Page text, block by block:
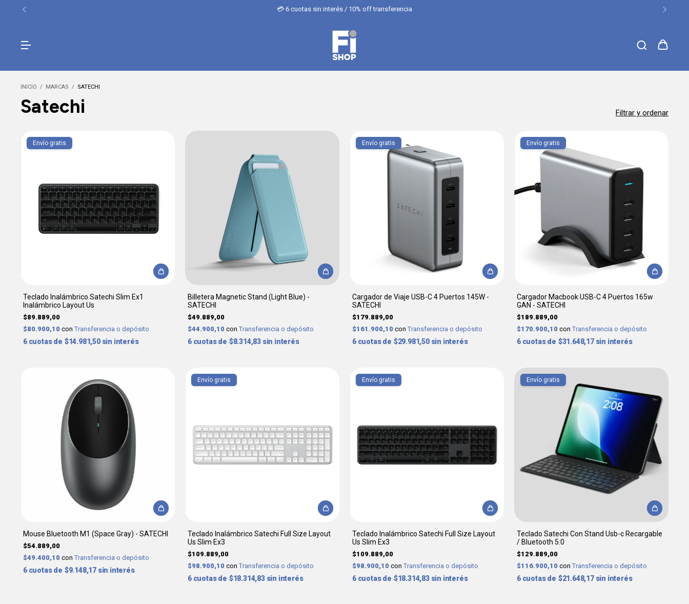
💳 6 cuotas sin interés / 10% off transferencia
INICIO / MARCAS / SATECHI
Satechi Filtrar y ordenar
Envío gratis
Teclado Inalámbrico Satechi Slim Ex1
Inalámbrico Layout Us
$89.889,00
$80.900,10 con Transferencia o depósito
6 $14.981,50 sin interés
Billetera Magnetic Stand (Light Blue) -
SATECHI
$49.889,00
$44.900,10 con Transferencia o depósito
6 $8.314,83 sin interés
Envío gratis
Cargador de Viaje USB-C 4 Puertos 145W -
SATECHI
$179.889,00
$161.900,10 con Transferencia o depósito
6 $29.981,50 sin interés
Envío gratis
Cargador Macbook USB-C 4 Puertos 165w
GAN - SATECHI
$189.889,00
$170.900,10 con Transferencia o depósito
6 $31.648,17 sin interés
Mouse Bluetooth M1 (Space Gray) - SATECHI
$54.889,00
$49.400,10 con Transferencia o depósito
6 $9.148,17 sin interés
Envío gratis
Teclado Inalámbrico Satechi Full Size Layout
Us Slim Ex3
$109.889,00
$98.900,10 con Transferencia o depósito
6 $18.314,83 sin interés
Envío gratis
Teclado Inalámbrico Satechi Full Size Layout
Us Slim Ex3
$109.889,00
$98.900,10 con Transferencia o depósito
6 $18.314,83 sin interés
Envío gratis
Teclado Satechi Con Stand Usb-c Recargable
/ Bluetooth 5.0
$129.889,00
$116.900,10 con Transferencia o depósito
6 $21.648,17 sin interés